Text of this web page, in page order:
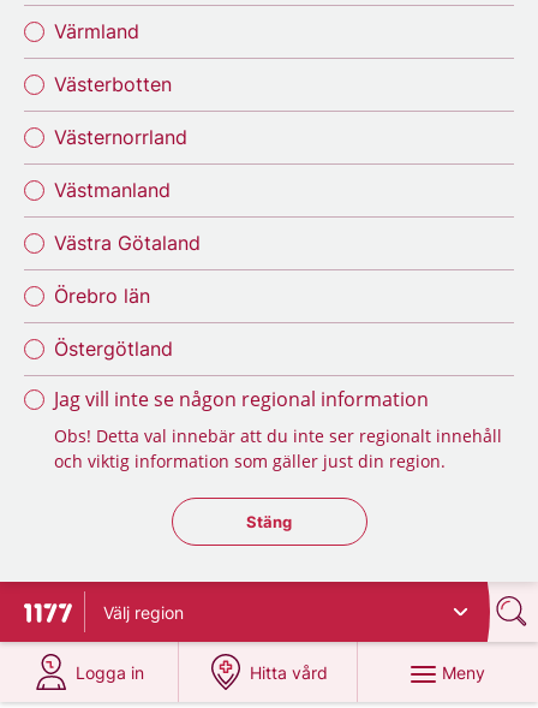
Värmland
Västerbotten
Västernorrland
Västmanland
Västra Götaland
Örebro län
Östergötland
Jag vill inte se någon regional information
Obs! Detta val innebär att du inte ser regionalt innehåll
och viktig information som gäller just din region.
Stäng regionsväljaren
Stäng
Till startsidan för 1177
Välj region
Logga in
på 1177.se
Hitta vård
på 1177.se
Meny